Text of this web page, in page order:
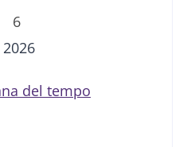
6
del tempo